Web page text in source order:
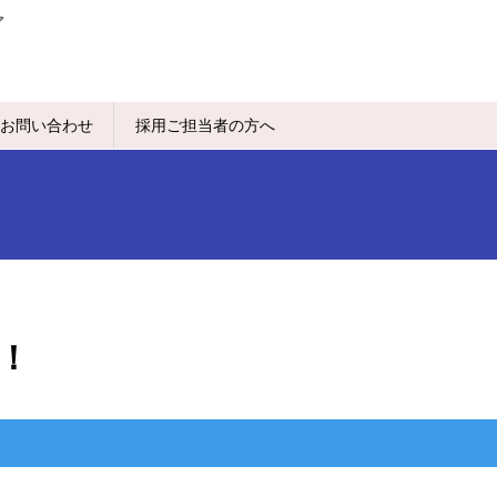
お問い合わせ 採用ご担当者の方へ